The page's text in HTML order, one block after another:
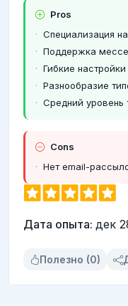
Pros
Специализация
Поддержка
Гибкие настройки
Разнообразие
Средний уровень
Cons
Нет email-
Дата опыта: дек
Полезно (0)